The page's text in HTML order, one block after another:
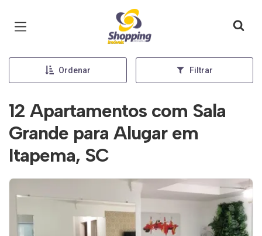
Página inicial
Ordenar Filtrar
12 Apartamentos com Sala
Grande para Alugar em
Itapema, SC